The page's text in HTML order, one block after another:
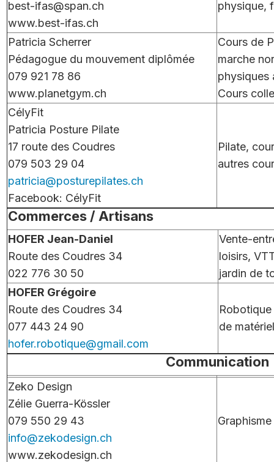
best-ifas@span.ch
www.best-ifas.ch
physique,
Patricia Scherrer
Pédagogue du mouvement diplômée
079 921 78 86
www.planetgym.ch
Cours de
marche
physiques
Cours
CélyFit
Patricia Posture Pilate
17 route des Coudres
079 503 29 04
patricia@posturepilates.ch
Facebook: CélyFit
Pilate,
autres
Commerces / Artisans
HOFER Jean-Daniel
Route des Coudres 34
022 776 30 50
Vente-
loisirs,
jardin de
HOFER Grégoire
Route des Coudres 34
077 443 24 90
hofer.robotique@gmail.com
de
Communication
Zeko Design
Zélie Guerra-Kössler
079 550 29 43
info@zekodesign.ch
www.zekodesign.ch